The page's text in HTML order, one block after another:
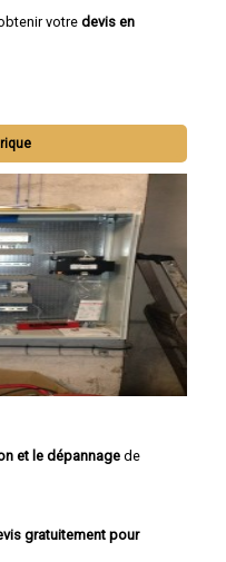
votre devis en
et le dépannage de
gratuitement pour